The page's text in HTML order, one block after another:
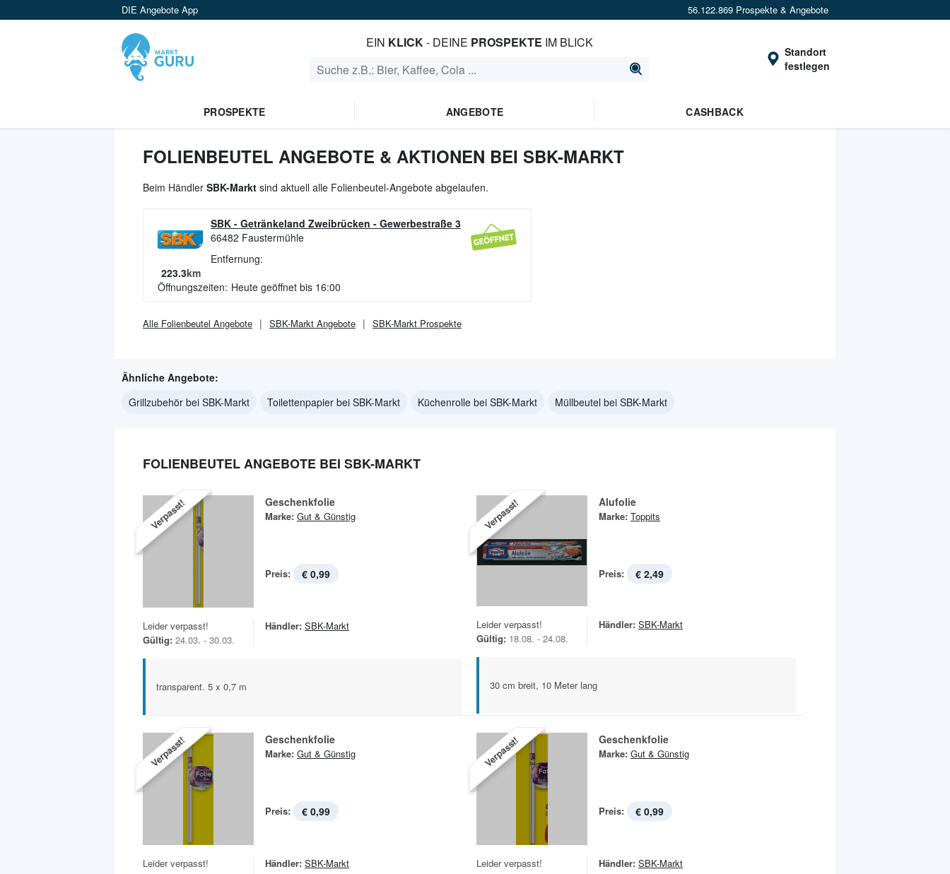
DIE Angebote App 56.122.869 Prospekte & Angebote
EIN KLICK- DEINE PROSPEKTE IM BLICK
Standort
festlegen
PROSPEKTE ANGEBOTE CASHBACK
FOLIENBEUTEL ANGEBOTE & AKTIONEN BEI SBK-MARKT
Beim Händler SBK-Markt sind aktuell alle Folienbeutel-Angebote abgelaufen.
SBK - Getränkeland Zweibrücken - Gewerbestraße 3
66482 Faustermühle
Entfernung:
223.3km
Öffnungszeiten: Heute geöffnet bis 16:00
Alle Folienbeutel Angebote SBK-Markt Angebote SBK-Markt Prospekte
Ähnliche Angebote:
Grillzubehör bei SBK-Markt
Toilettenpapier bei SBK-Markt Küchenrolle bei SBK-Markt Müllbeutel bei SBK-Markt
FOLIENBEUTEL ANGEBOTE BEI SBK-MARKT
Verpasst! Geschenkfolie
Marke: Gut & Günstig
Preis: € 0,99
Leider verpasst!
Gültig: 24.03. - 30.03.
Händler: SBK-Markt
transparent. 5 x 0,7 m
Verpasst! Alufolie
Marke: Toppits
Preis: € 2,49
Leider verpasst!
Gültig: 18.08. - 24.08.
Händler: SBK-Markt
30 cm breit, 10 Meter lang
Verpasst! Geschenkfolie
Marke: Gut & Günstig
Preis: € 0,99
Leider verpasst!
Händler: SBK-Markt
Verpasst! Geschenkfolie
Marke: Gut & Günstig
Preis: € 0,99
Leider verpasst!
Händler: SBK-Markt